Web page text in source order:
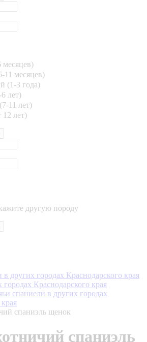
11 месяцев)
(1-3 года)
лет)
11 лет)
лет)
другую породу
других городах Краснодарского края
Краснодарского края
спаниели в других городах
спаниэль щенок
спаниэль